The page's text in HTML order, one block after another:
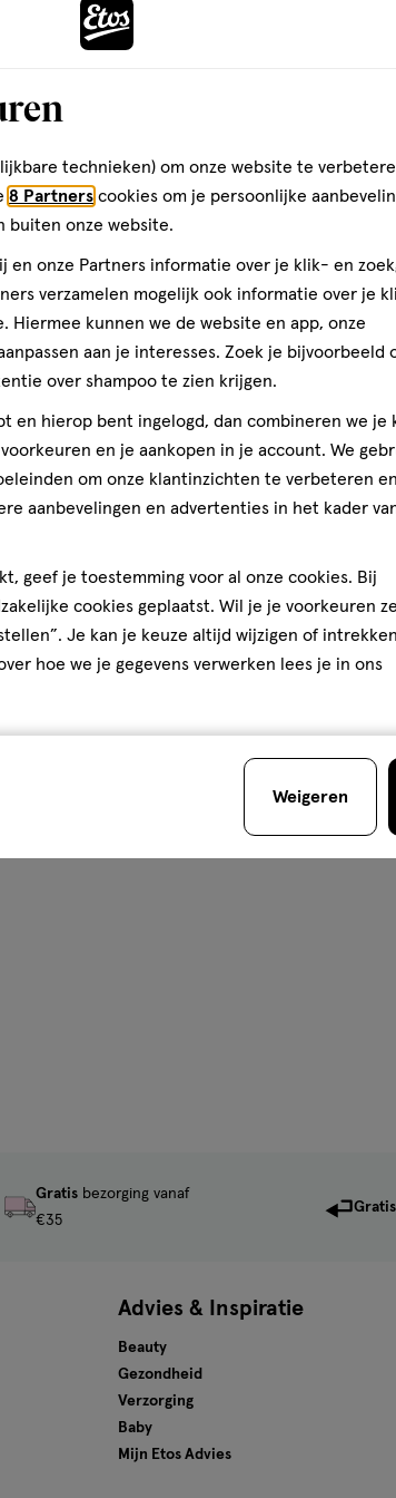
Gratisbezorging vanaf
€35
Gratis
Advies & Inspiratie
Beauty
Gezondheid
Verzorging
Baby
Mijn Etos Advies
technieken) om onze website te
8 Partners cookies om je persoonlijke
buiten onze website.
en onze Partners informatie over je klik- en
verzamelen mogelijk ook informatie over je
Hiermee kunnen we de website en app, onze
aan je interesses. Zoek je bijvoorbeeld
over shampoo te zien krijgen.
en hierop bent ingelogd, dan combineren we je
en je aankopen in je account. We
om onze klantinzichten te verbeteren
aanbevelingen en advertenties in het kader
geef je toestemming voor al onze cookies. Bij
cookies geplaatst. Wil je je voorkeuren
Je kan je keuze altijd wijzigen of
hoe we je gegevens verwerken lees je in ons
Weigeren